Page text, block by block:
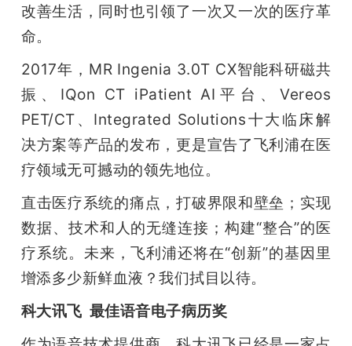
改善生活，同时也引领了一次又一次的医疗革
命。
2017年，MR Ingenia 3.0T CX智能科研磁共
振、IQon CT iPatient AI平台、Vereos
PET/CT、Integrated Solutions十大临床解
决方案等产品的发布，更是宣告了飞利浦在医
疗领域无可撼动的领先地位。
直击医疗系统的痛点，打破界限和壁垒；实现
数据、技术和人的无缝连接；构建“整合”的医
疗系统。未来，飞利浦还将在“创新”的基因里
增添多少新鲜血液？我们拭目以待。
科大讯飞  最佳语音电子病历奖